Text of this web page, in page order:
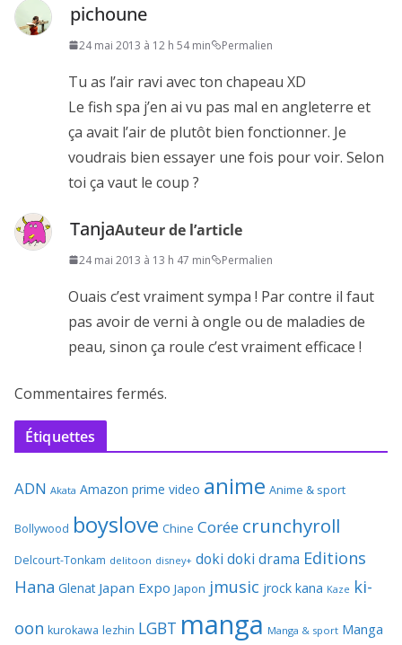
pichoune
24 mai 2013 à 12 h 54 min Permalien
Tu as l’air ravi avec ton chapeau XD
Le fish spa j’en ai vu pas mal en angleterre et
ça avait l’air de plutôt bien fonctionner. Je
voudrais bien essayer une fois pour voir. Selon
toi ça vaut le coup ?
TanjaAuteur de l’article
24 mai 2013 à 13 h 47 min Permalien
Ouais c’est vraiment sympa ! Par contre il faut
pas avoir de verni à ongle ou de maladies de
peau, sinon ça roule c’est vraiment efficace !
Commentaires fermés.
Étiquettes
ADN Akata Amazon prime video anime Anime & sport
Bollywood boyslove Chine Corée crunchyroll
Delcourt-Tonkam delitoon disney+ doki doki drama Editions
Hana Glenat Japan Expo Japon jmusic jrock kana Kaze ki-
oon kurokawa lezhin LGBT manga Manga & sport Manga